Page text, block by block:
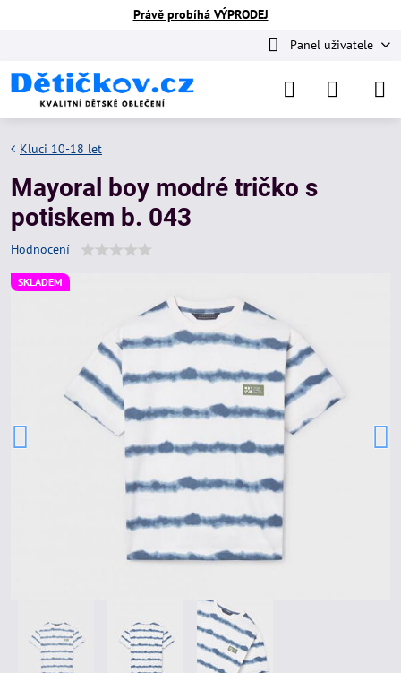
Právě probíhá VÝPRODEJ
Panel uživatele
SKLADEM
Kluci 10-18 let
Mayoral boy modré tričko s
potiskem b. 043
Hodnocení